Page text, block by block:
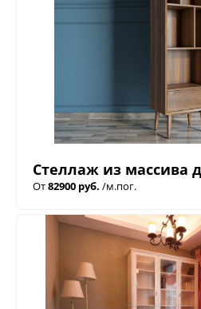
Стеллаж из массива
От82900 руб. /м.пог.